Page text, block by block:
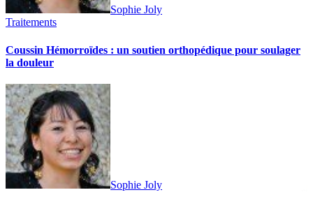
Sophie Joly
Traitements
Coussin Hémorroïdes : un soutien orthopédique pour soulager
la douleur
Sophie Joly